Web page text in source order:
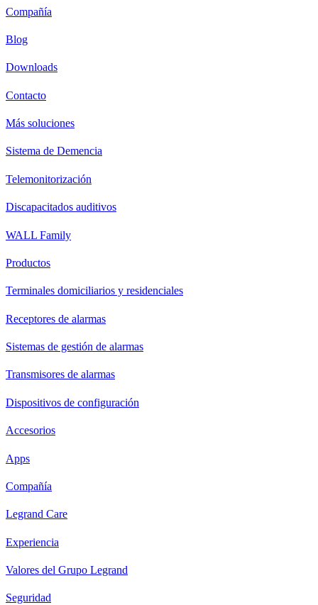
Compañía
Blog
Downloads
Contacto
Más soluciones
Sistema de Demencia
Telemonitorización
Discapacitados auditivos
WALL Family
Productos
Terminales domiciliarios y residenciales
Receptores de alarmas
Sistemas de gestión de alarmas
Transmisores de alarmas
Dispositivos de configuración
Accesorios
Apps
Compañía
Legrand Care
Experiencia
Valores del Grupo Legrand
Seguridad